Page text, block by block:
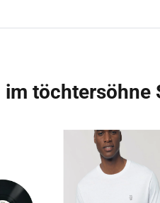
im töchtersöhne